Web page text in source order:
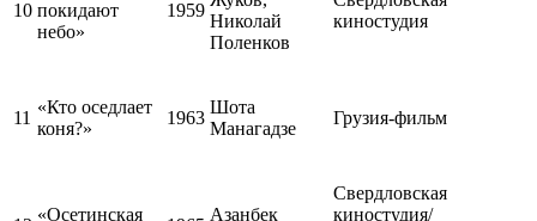
10 покидают
небо»
1959
Николай
Поленков
киностудия
11
«Кто оседлает
коня?»
1963
Шота
Манагадзе
Грузия-фильм
«Осетинская
Азанбек
Свердловская
киностудия/